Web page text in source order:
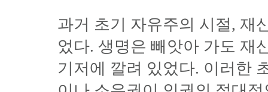
과거 초기 자유주의 시절, 재
었다. 생명은 빼앗아 가도 재
기저에 깔려 있었다. 이러한